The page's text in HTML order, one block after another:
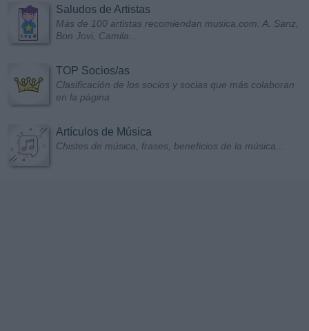
Saludos de Artistas
Más de 100 artistas recomiendan musica.com: A. Sanz,
Bon Jovi, Camila...
TOP Socios/as
Clasificación de los socios y socias que más colaboran
en la página
Artículos de Música
Chistes de música, frases, beneficios de la música...